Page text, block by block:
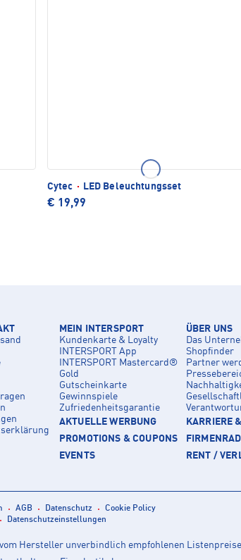
Cytec · LED Beleuchtungsset
€ 19,99
MEIN INTERSPORT
Kundenkarte & Loyalty
INTERSPORT App
INTERSPORT Mastercard®
Gold
Gutscheinkarte
Gewinnspiele
Zufriedenheitsgarantie
AKTUELLE WERBUNG
PROMOTIONS & COUPONS
EVENTS
ÜBER UNS
Das
Shopfinder
Partner
KARRIERE
RENT /
AGB Datenschutz
Cookie Policy
Datenschutzeinstellungen
Hersteller unverbindlich empfohlenen